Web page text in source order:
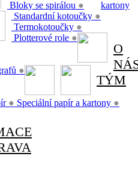
Bloky se spirálou ●
Standardní kotoučky ●
Termokotoučky ●
Plotterové role ●
●
kartony
● Speciální papír a kartony ●
O
TÝM